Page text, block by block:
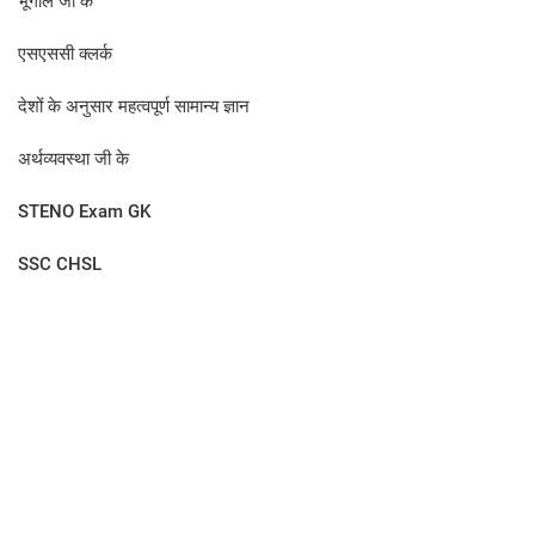
एसएससी क्लर्क
देशों के अनुसार महत्वपूर्ण सामान्य ज्ञान
अर्थव्यवस्था जी के
STENO Exam GK
SSC CHSL